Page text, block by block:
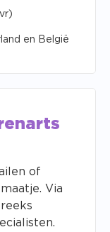
en België
of
Via